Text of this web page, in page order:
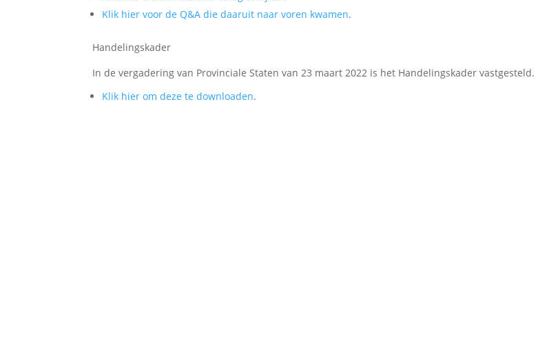
Klik hier voor de Q&A die daaruit naar voren kwamen.
Handelingskader
In de vergadering van Provinciale Staten van 23 maart 2022 is het Handelingskader vastgesteld.
Klik hier om deze te downloaden.